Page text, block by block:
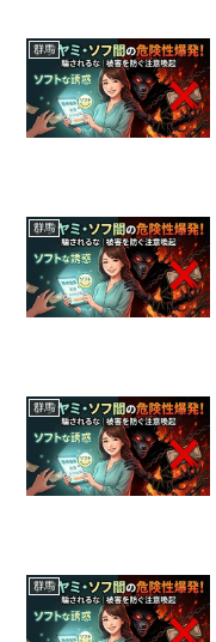
群馬
群馬
群馬
群馬